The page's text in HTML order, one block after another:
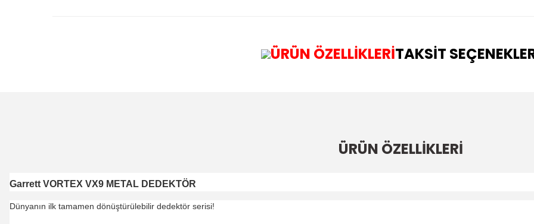
ÜRÜN ÖZELLİKLERİTAKSİT
ÜRÜN ÖZELLİKLERİ
Garrett VORTEX VX9 METAL DEDEKTÖR
Dünyanın ilk tamamen dönüştürülebilir dedektör serisi!